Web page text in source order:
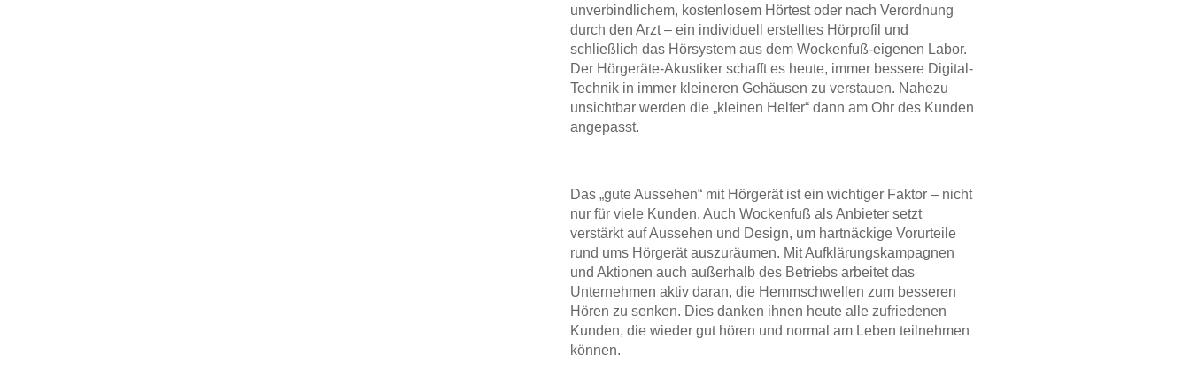
unverbindlichem, kostenlosem Hörtest oder nach Verordnung
durch den Arzt – ein individuell erstelltes Hörprofil und
schließlich das Hörsystem aus dem Wockenfuß-eigenen Labor.
Der Hörgeräte-Akustiker schafft es heute, immer bessere Digital-
Technik in immer kleineren Gehäusen zu verstauen. Nahezu
unsichtbar werden die „kleinen Helfer“ dann am Ohr des Kunden
angepasst.
Das „gute Aussehen“ mit Hörgerät ist ein wichtiger Faktor – nicht
nur für viele Kunden. Auch Wockenfuß als Anbieter setzt
verstärkt auf Aussehen und Design, um hartnäckige Vorurteile
rund ums Hörgerät auszuräumen. Mit Aufklärungskampagnen
und Aktionen auch außerhalb des Betriebs arbeitet das
Unternehmen aktiv daran, die Hemmschwellen zum besseren
Hören zu senken. Dies danken ihnen heute alle zufriedenen
Kunden, die wieder gut hören und normal am Leben teilnehmen
können.